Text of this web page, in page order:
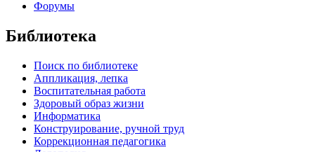
Форумы
Библиотека
Поиск по библиотеке
Аппликация, лепка
Воспитательная работа
Здоровый образ жизни
Информатика
Конструирование, ручной труд
Коррекционная педагогика